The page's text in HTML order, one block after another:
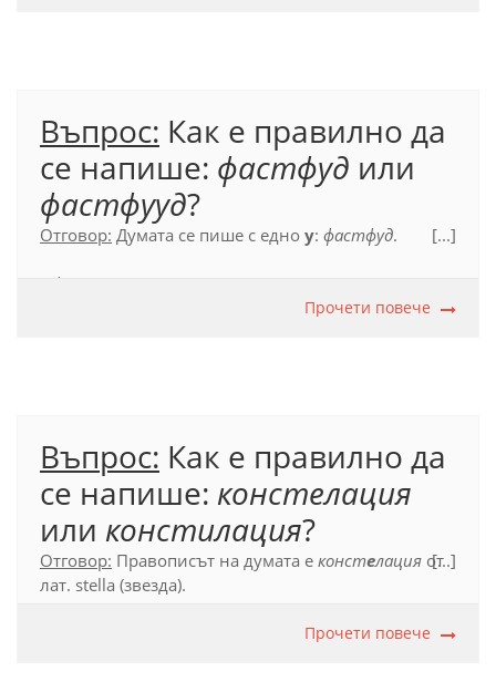
Въпрос: Как е правилно да
се напише: фастфуд или
фастфууд?
Отговор: Думата се пише с едно у: фастфуд.
Официален правописен речник (2012), с. 639.
[...]
Прочети повече
Въпрос: Как е правилно да
се напише: констелация
или констилация?
Отговор: Правописът на думата е констелация от
лат. stella (звезда).
Официален правописен речник (2012), с. 334.
[...]
Прочети повече